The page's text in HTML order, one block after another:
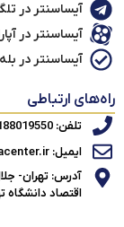
آیساسنتر در
آیساسنتر در
آیساسنتر در بله
راه‌های ارتباطی
تلفن: 02188019550
ایمیل: info@isacenter.ir
آدرس: تهران-
اقتصاد دانشگاه